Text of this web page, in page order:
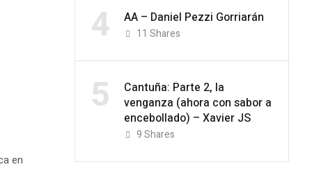
en
4 AA – Daniel Pezzi Gorriarán
11 Shares
5
Cantuña: Parte 2, la
venganza (ahora con sabor a
encebollado) – Xavier JS
9Shares